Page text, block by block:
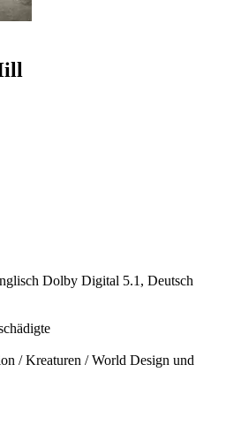
Dolby Digital 5.1, Deutsch
/ Kreaturen / World Design und